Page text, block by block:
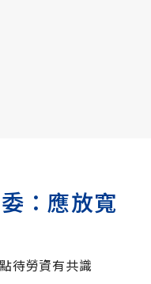
：應放寬
待勞資有共識